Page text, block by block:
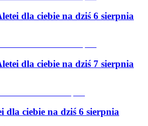
dla ciebie na dziś 6 sierpnia
dla ciebie na dziś 7 sierpnia
dla ciebie na dziś 6 sierpnia